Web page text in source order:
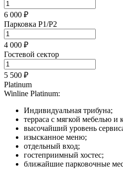
6 000 ₽
Парковка P1/P2
4 000 ₽
Гостевой сектор
5 500 ₽
Platinum
Winline Platinum:
Индивидуальная трибуна;
терраса с мягкой мебелью и
высочайший уровень
изысканное меню;
отдельный вход;
гостеприимный хостес;
ближайшие парковочные